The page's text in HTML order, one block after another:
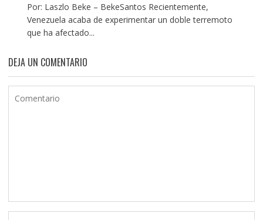
Por: Laszlo Beke – BekeSantos Recientemente,
Venezuela acaba de experimentar un doble terremoto
que ha afectado...
DEJA UN COMENTARIO